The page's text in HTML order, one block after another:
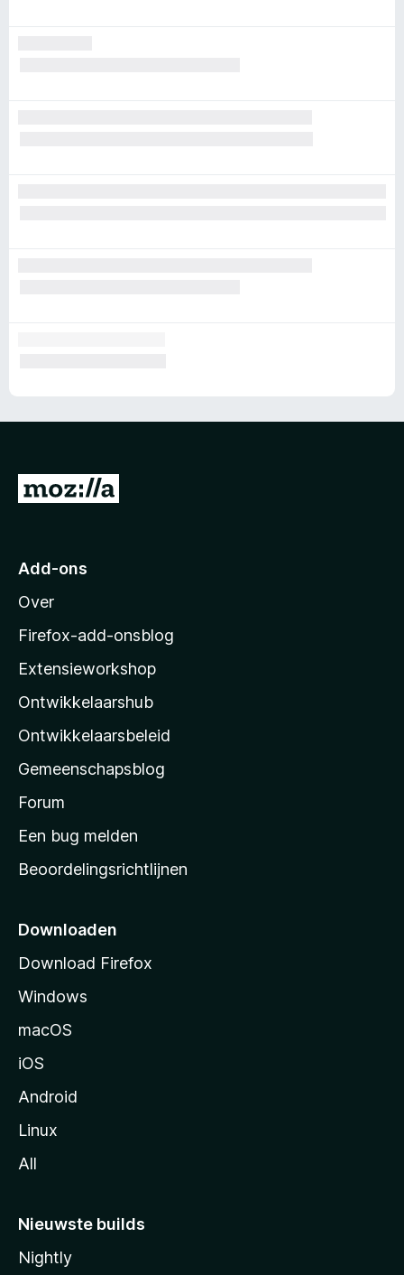
N
r
o
z
l
l
a
s
s
t
r
p
g
i
Add-ons
Over
Firefox-add-onsblog
Extensieworkshop
Ontwikkelaarshub
Ontwikkelaarsbeleid
Gemeenschapsblog
Forum
Een bug melden
Beoordelingsrichtlijnen
Downloaden
Download Firefox
Windows
macOS
iOS
Android
Linux
All
Nieuwste builds
Nightly